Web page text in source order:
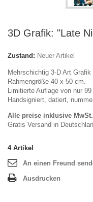
3D Grafik: "Late
Zustand: Neuer Artikel
Mehrschichtig 3-D Art
Rahmengröße 40 x 50 cm.
Limitierte Auflage von nur
Handsigniert, datiert,
Alle preise inklusive MwSt.
Gratis Versand in
4 Artikel
An einen Freund
Ausdrucken